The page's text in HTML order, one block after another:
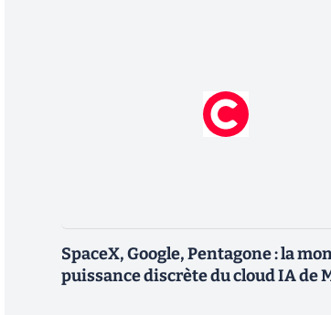
SpaceX, Google, Pentagone : la
puissance discrète du cloud IA de